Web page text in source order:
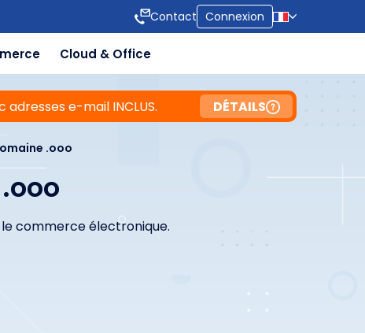
Contact Connexion
Cloud & Office
adresses e-mail INCLUS. DÉTAILS
.ooo
commerce électronique.